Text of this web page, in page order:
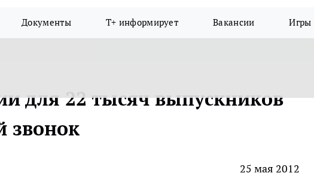
Документы Т+ информирует Вакансии Игры
для 22 тысяч выпускников
звонок
25 мая 2012